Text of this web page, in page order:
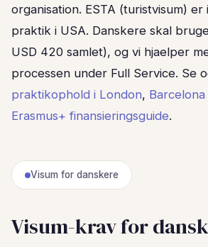
organisation. ESTA (turistvisum)
praktik i USA. Danskere skal
USD 420 samlet), og vi hjaelper
processen under Full Service. Se
praktikophold i London, Barcelona
Erasmus+ finansieringsguide.
Visum for danskere
Visum-krav for